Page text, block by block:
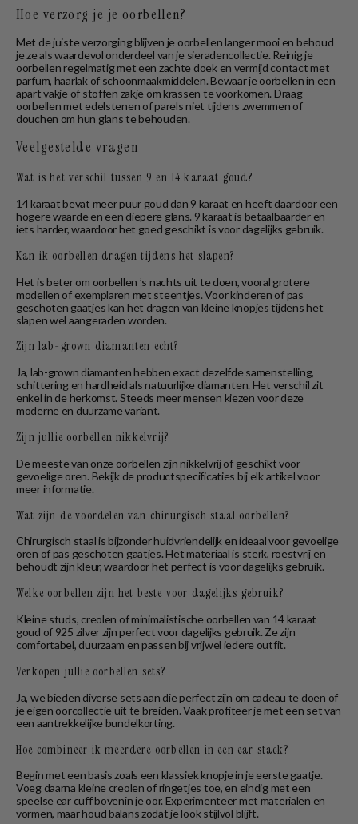
Hoe verzorg je je oorbellen?
Met de juiste verzorging blijven je oorbellen langer mooi en behoud
je ze als waardevol onderdeel van je sieradencollectie. Reinig je
oorbellen regelmatig met een zachte doek en vermijd contact met
parfum, haarlak of schoonmaakmiddelen. Bewaar je oorbellen in een
apart vakje of stoffen zakje om krassen te voorkomen. Draag
oorbellen met edelstenen of parels niet tijdens zwemmen of
douchen om hun glans te behouden.
Veelgestelde vragen
Wat is het verschil tussen 9 en 14 karaat goud?
14 karaat bevat meer puur goud dan 9 karaat en heeft daardoor een
hogere waarde en een diepere glans. 9 karaat is betaalbaarder en
iets harder, waardoor het goed geschikt is voor dagelijks gebruik.
Kan ik oorbellen dragen tijdens het slapen?
Het is beter om oorbellen ’s nachts uit te doen, vooral grotere
modellen of exemplaren met steentjes. Voor kinderen of pas
geschoten gaatjes kan het dragen van kleine knopjes tijdens het
slapen wel aangeraden worden.
Zijn lab-grown diamanten echt?
Ja, lab-grown diamanten hebben exact dezelfde samenstelling,
schittering en hardheid als natuurlijke diamanten. Het verschil zit
enkel in de herkomst. Steeds meer mensen kiezen voor deze
moderne en duurzame variant.
Zijn jullie oorbellen nikkelvrij?
De meeste van onze oorbellen zijn nikkelvrij of geschikt voor
gevoelige oren. Bekijk de productspecificaties bij elk artikel voor
meer informatie.
Wat zijn de voordelen van chirurgisch staal oorbellen?
Chirurgisch staal is bijzonder huidvriendelijk en ideaal voor gevoelige
oren of pas geschoten gaatjes. Het materiaal is sterk, roestvrij en
behoudt zijn kleur, waardoor het perfect is voor dagelijks gebruik.
Welke oorbellen zijn het beste voor dagelijks gebruik?
Kleine studs, creolen of minimalistische oorbellen van 14 karaat
goud of 925 zilver zijn perfect voor dagelijks gebruik. Ze zijn
comfortabel, duurzaam en passen bij vrijwel iedere outfit.
Verkopen jullie oorbellen sets?
Ja, we bieden diverse sets aan die perfect zijn om cadeau te doen of
je eigen oorcollectie uit te breiden. Vaak profiteer je met een set van
een aantrekkelijke bundelkorting.
Hoe combineer ik meerdere oorbellen in een ear stack?
Begin met een basis zoals een klassiek knopje in je eerste gaatje.
Voeg daarna kleine creolen of ringetjes toe, en eindig met een
speelse ear cuff bovenin je oor. Experimenteer met materialen en
vormen, maar houd balans zodat je look stijlvol blijft.